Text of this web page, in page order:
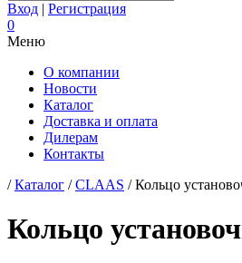
Вход | Регистрация
0
Меню
О компании
Новости
Каталог
Доставка и оплата
Дилерам
Контакты
/Каталог /CLAAS / Кольцо
Кольцо